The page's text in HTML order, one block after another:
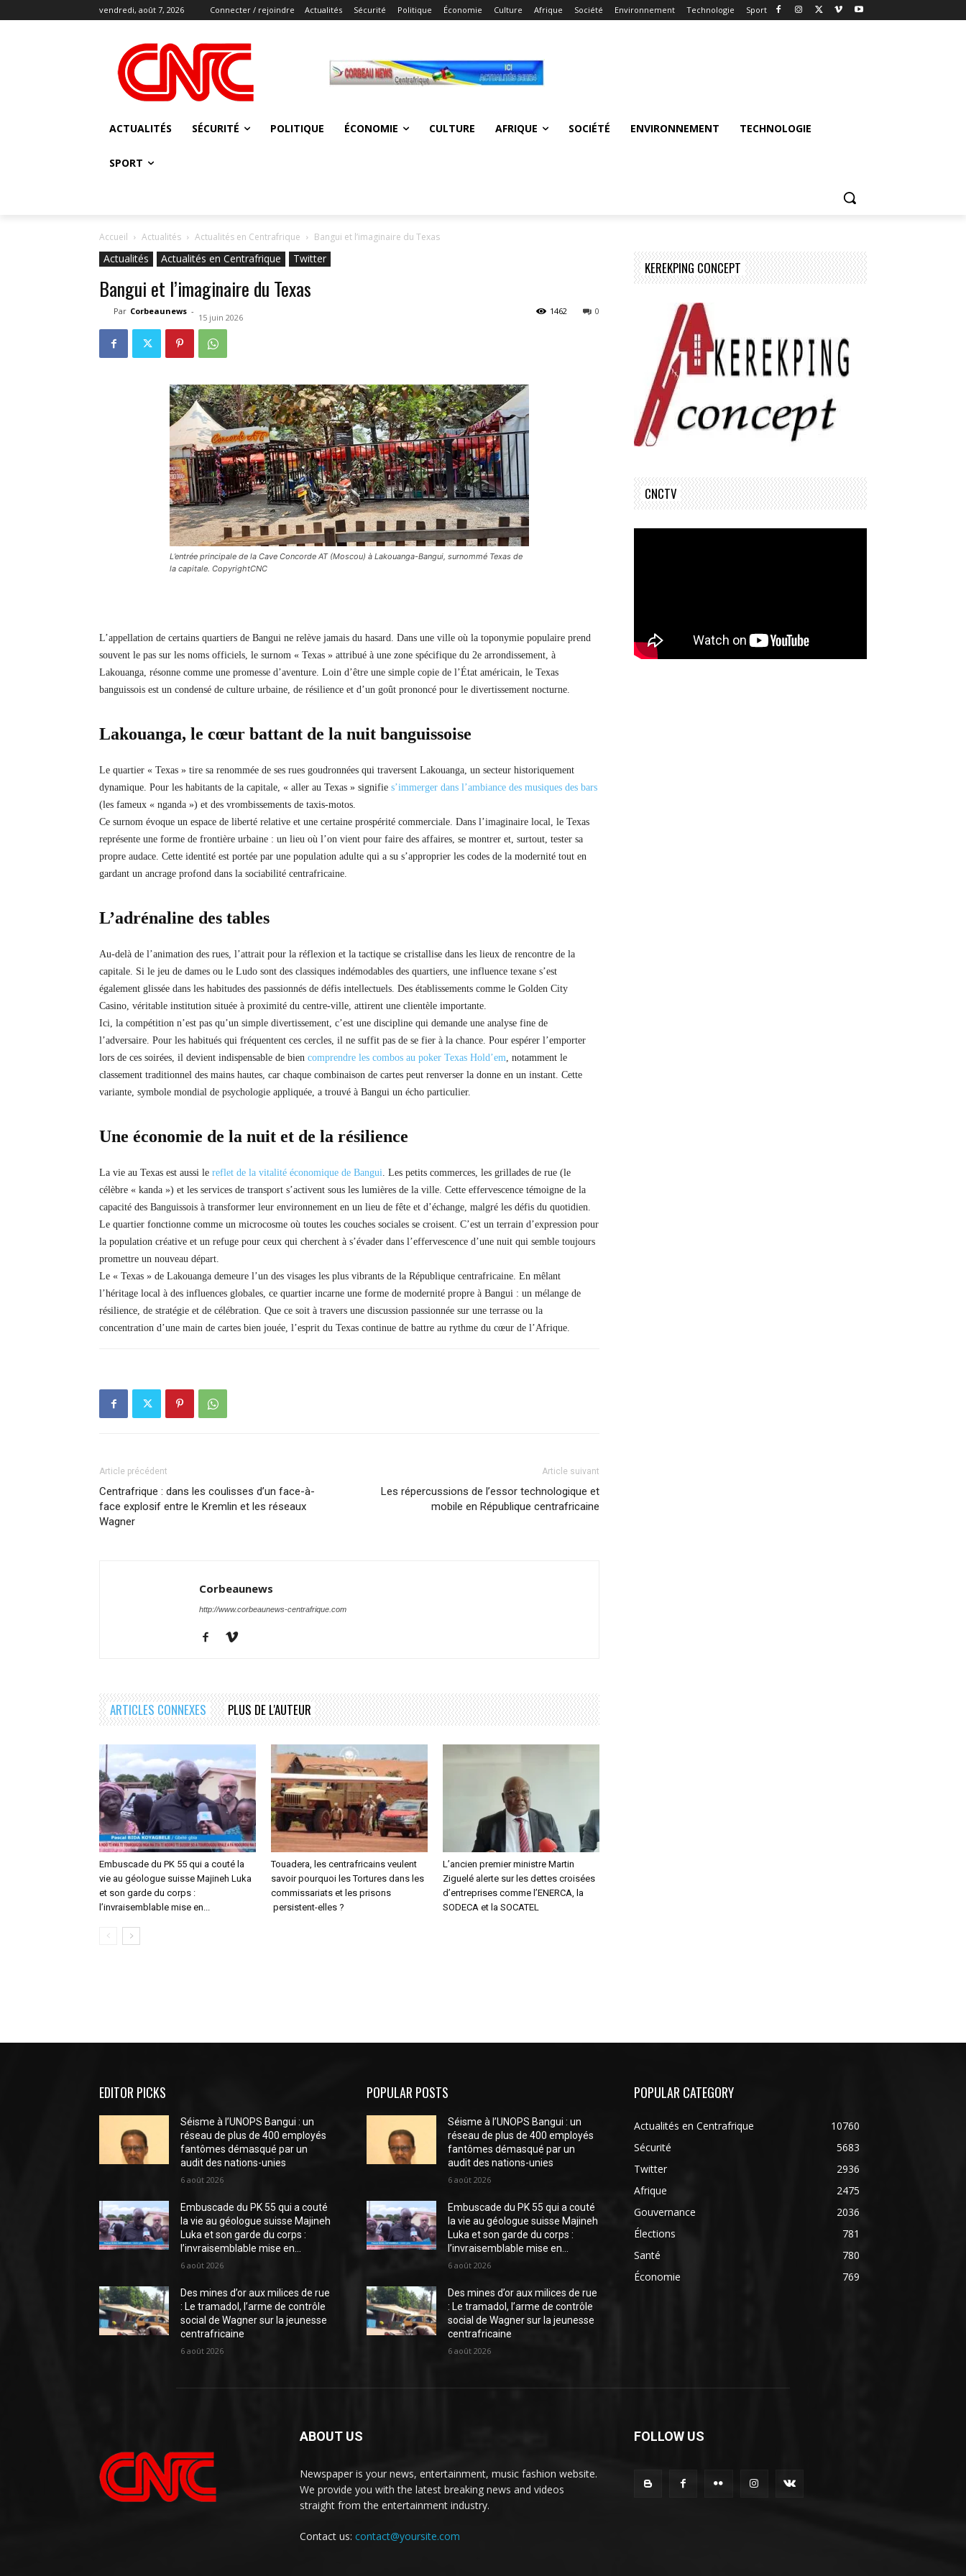
vendredi, août 7, 2026 Connecter / rejoindre Actualités Sécurité Politique Économie Culture Afrique Société Environnement Technologie Sport
ACTUALITÉS SÉCURITÉ POLITIQUE ÉCONOMIE CULTURE AFRIQUE SOCIÉTÉ ENVIRONNEMENT TECHNOLOGIE
SPORT
Accueil Actualités Actualités en Centrafrique Bangui et l’imaginaire du Texas
Actualités Actualités en Centrafrique Twitter
Bangui et l’imaginaire du Texas
Par Corbeaunews -
15 juin 2026
0
1462
L’entrée principale de la Cave Concorde AT (Moscou) à Lakouanga-Bangui, surnommé Texas de
la capitale. CopyrightCNC
L’appellation de certains quartiers de Bangui ne relève jamais du hasard. Dans une ville où la toponymie populaire prend
souvent le pas sur les noms officiels, le surnom « Texas » attribué à une zone spécifique du 2e arrondissement, à
Lakouanga, résonne comme une promesse d’aventure. Loin d’être une simple copie de l’État américain, le Texas
banguissois est un condensé de culture urbaine, de résilience et d’un goût prononcé pour le divertissement nocturne.
Lakouanga, le cœur battant de la nuit banguissoise
Le quartier « Texas » tire sa renommée de ses rues goudronnées qui traversent Lakouanga, un secteur historiquement
dynamique. Pour les habitants de la capitale, « aller au Texas » signifie s’immerger dans l’ambiance des musiques des bars
(les fameux « nganda ») et des vrombissements de taxis-motos.
Ce surnom évoque un espace de liberté relative et une certaine prospérité commerciale. Dans l’imaginaire local, le Texas
représente une forme de frontière urbaine : un lieu où l’on vient pour faire des affaires, se montrer et, surtout, tester sa
propre audace. Cette identité est portée par une population adulte qui a su s’approprier les codes de la modernité tout en
gardant un ancrage profond dans la sociabilité centrafricaine.
L’adrénaline des tables
Au-delà de l’animation des rues, l’attrait pour la réflexion et la tactique se cristallise dans les lieux de rencontre de la
capitale. Si le jeu de dames ou le Ludo sont des classiques indémodables des quartiers, une influence texane s’est
également glissée dans les habitudes des passionnés de défis intellectuels. Des établissements comme le Golden City
Casino, véritable institution située à proximité du centre-ville, attirent une clientèle importante.
Ici, la compétition n’est pas qu’un simple divertissement, c’est une discipline qui demande une analyse fine de
l’adversaire. Pour les habitués qui fréquentent ces cercles, il ne suffit pas de se fier à la chance. Pour espérer l’emporter
lors de ces soirées, il devient indispensable de bien comprendre les combos au poker Texas Hold’em, notamment le
classement traditionnel des mains hautes, car chaque combinaison de cartes peut renverser la donne en un instant. Cette
variante, symbole mondial de psychologie appliquée, a trouvé à Bangui un écho particulier.
Une économie de la nuit et de la résilience
La vie au Texas est aussi le reflet de la vitalité économique de Bangui. Les petits commerces, les grillades de rue (le
célèbre « kanda ») et les services de transport s’activent sous les lumières de la ville. Cette effervescence témoigne de la
capacité des Banguissois à transformer leur environnement en un lieu de fête et d’échange, malgré les défis du quotidien.
Le quartier fonctionne comme un microcosme où toutes les couches sociales se croisent. C’est un terrain d’expression pour
la population créative et un refuge pour ceux qui cherchent à s’évader dans l’effervescence d’une nuit qui semble toujours
promettre un nouveau départ.
Le « Texas » de Lakouanga demeure l’un des visages les plus vibrants de la République centrafricaine. En mêlant
l’héritage local à des influences globales, ce quartier incarne une forme de modernité propre à Bangui : un mélange de
résilience, de stratégie et de célébration. Que ce soit à travers une discussion passionnée sur une terrasse ou la
concentration d’une main de cartes bien jouée, l’esprit du Texas continue de battre au rythme du cœur de l’Afrique.
Article précédent
Centrafrique : dans les coulisses d’un face-à-
face explosif entre le Kremlin et les réseaux
Wagner
Article suivant
Les répercussions de l’essor technologique et
mobile en République centrafricaine
Corbeaunews
http://www.corbeaunews-centrafrique.com
ARTICLES CONNEXES PLUS DE L'AUTEUR
Embuscade du PK 55 qui a couté la
vie au géologue suisse Majineh Luka
et son garde du corps :
l’invraisemblable mise en...
Touadera, les centrafricains veulent
savoir pourquoi les Tortures dans les
commissariats et les prisons
persistent-elles ?
L’ancien premier ministre Martin
Ziguelé alerte sur les dettes croisées
d’entreprises comme l’ENERCA, la
SODECA et la SOCATEL
KEREKPING CONCEPT
CNCTV
EDITOR PICKS
Séisme à l’UNOPS Bangui : un
réseau de plus de 400 employés
fantômes démasqué par un
audit des nations-unies
6 août 2026
Embuscade du PK 55 qui a couté
la vie au géologue suisse Majineh
Luka et son garde du corps :
l’invraisemblable mise en...
6 août 2026
Des mines d’or aux milices de rue
: Le tramadol, l’arme de contrôle
social de Wagner sur la jeunesse
centrafricaine
6 août 2026
POPULAR POSTS
Séisme à l’UNOPS Bangui : un
réseau de plus de 400 employés
fantômes démasqué par un
audit des nations-unies
6 août 2026
Embuscade du PK 55 qui a couté
la vie au géologue suisse Majineh
Luka et son garde du corps :
l’invraisemblable mise en...
6 août 2026
Des mines d’or aux milices de rue
: Le tramadol, l’arme de contrôle
social de Wagner sur la jeunesse
centrafricaine
6 août 2026
POPULAR CATEGORY
Actualités en Centrafrique
10760
Sécurité
5683
Twitter
2936
Afrique
2475
Gouvernance
2036
Élections
781
Santé
780
Économie
769
ABOUT US
Newspaper is your news, entertainment, music fashion website.
We provide you with the latest breaking news and videos
straight from the entertainment industry.
Contact us: contact@yoursite.com
FOLLOW US